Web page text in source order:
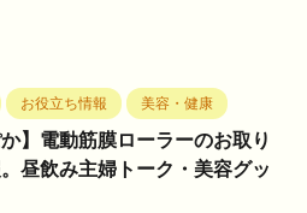
お役立ち情報 美容・健康
か】電動筋膜ローラーのお取り
昼飲み主婦トーク・美容グッ